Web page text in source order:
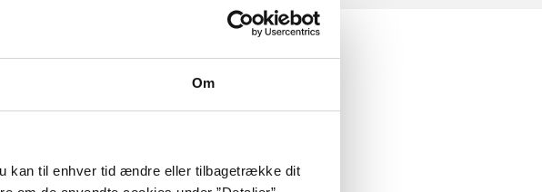
Om
kan til enhver tid ændre eller tilbagetrække dit